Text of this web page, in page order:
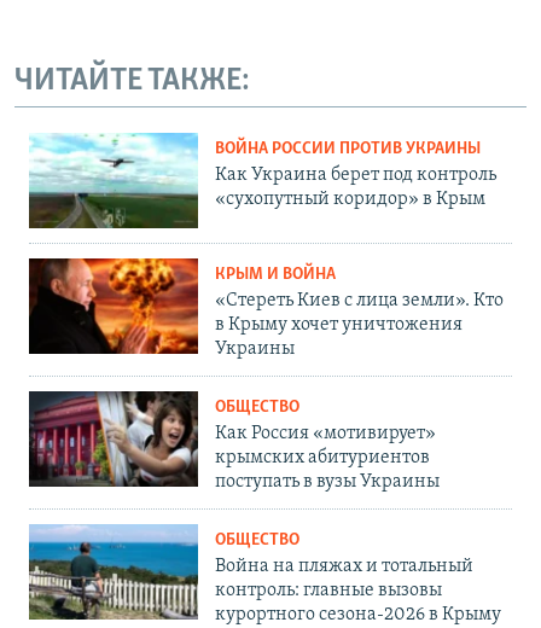
ЧИТАЙТЕ ТАКЖЕ:
ВОЙНА РОССИИ ПРОТИВ УКРАИНЫ
Как Украина берет под контроль
«сухопутный коридор» в Крым
КРЫМ И ВОЙНА
«Стереть Киев с лица земли». Кто
в Крыму хочет уничтожения
Украины
ОБЩЕСТВО
Как Россия «мотивирует»
крымских абитуриентов
поступать в вузы Украины
ОБЩЕСТВО
Война на пляжах и тотальный
контроль: главные вызовы
курортного сезона-2026 в Крыму